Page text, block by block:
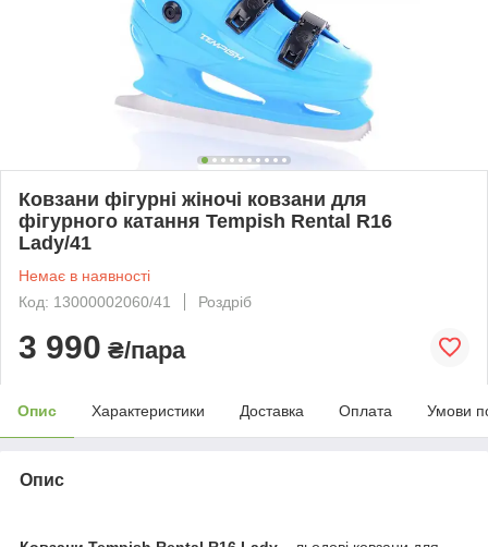
Ковзани фігурні жіночі ковзани для
фігурного катання Tempish Rental R16
Lady/41
Немає в наявності
Код: 13000002060/41
Роздріб
3 990 ₴/пара
Опис Характеристики Доставка Оплата Умови
Опис